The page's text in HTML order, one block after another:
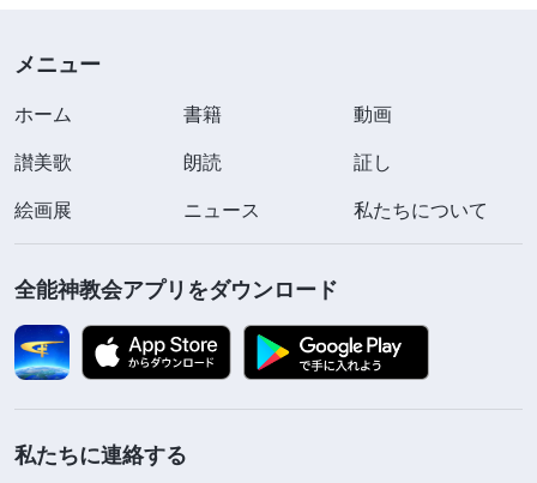
反キリストはそうした人に嫉妬して反抗し、彼らを
疎外し攻撃しようと試みます。真理を追い求める人
を攻撃する人や、疎外を試みる人は、教会生活を直
接乱し、妨げています。教会指導者を直接標的には
しないものの、現実的な経験があり、真理の現実を
反感を抱く人がいます。彼らはそうした人を疎外
うな問題は、地位を巡って教会指導者と競うことに
メニュー
ホーム 書籍
動画
讃美歌
朗読
証し
絵画展
ニュース 私たちについて
全能神教会アプリをダウンロード
私たちに連絡する